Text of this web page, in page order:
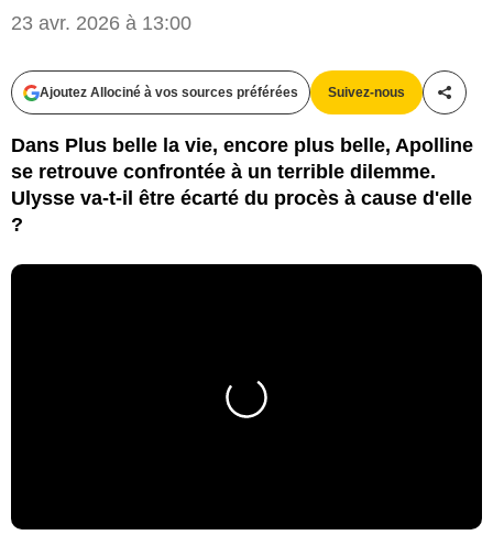
23 avr. 2026 à 13:00
Ajoutez Allociné à vos sources préférées Suivez-nous
Dans Plus belle la vie, encore plus belle, Apolline
se retrouve confrontée à un terrible dilemme.
Ulysse va-t-il être écarté du procès à cause d'elle
?